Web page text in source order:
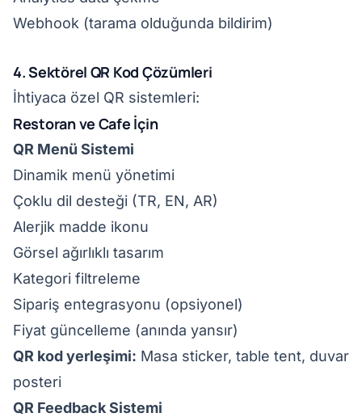
Webhook (tarama olduğunda bildirim)
4. Sektörel QR Kod Çözümleri
İhtiyaca özel QR sistemleri:
Restoran ve Cafe İçin
QR Menü Sistemi
Dinamik menü yönetimi
Çoklu dil desteği (TR, EN, AR)
Alerjik madde ikonu
Görsel ağırlıklı tasarım
Kategori filtreleme
Sipariş entegrasyonu (opsiyonel)
Fiyat güncelleme (anında yansır)
QR kod yerleşimi: Masa sticker, table tent, duvar
posteri
QR Feedback Sistemi